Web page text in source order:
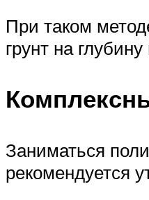
При таком
грунт на
Заниматься
рекомендуется